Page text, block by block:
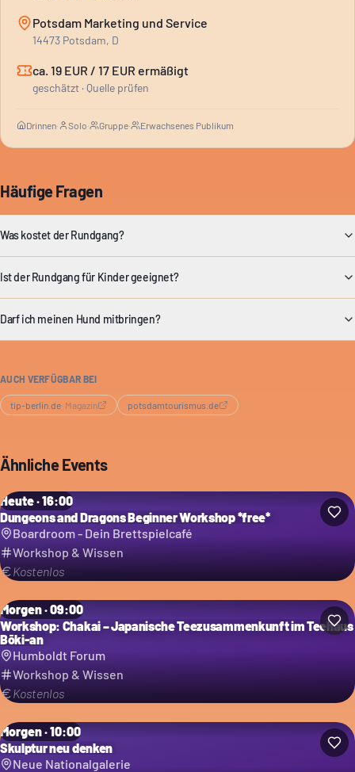
Potsdam Marketing und Service
14473 Potsdam, D
ca. 19 EUR / 17 EUR ermäßigt
geschätzt · Quelle prüfen
Drinnen· Solo· Gruppe· Erwachsenes Publikum
Häufige Fragen
Was kostet der Rundgang?
Ist der Rundgang für Kinder geeignet?
Darf ich meinen Hund mitbringen?
AUCH VERFÜGBAR BEI
tip-berlin.de· Magazin potsdamtourismus.de
Ähnliche Events
Heute · 16:00
Dungeons and Dragons Beginner Workshop *free*
Boardroom - Dein Brettspielcafé
Workshop & Wissen
Kostenlos
Morgen · 09:00
Workshop: Chakai – Japanische Teezusammenkunft im Teehaus
Bōki-an
Humboldt Forum
Workshop & Wissen
Kostenlos
Morgen · 10:00
Skulptur neu denken
Neue Nationalgalerie